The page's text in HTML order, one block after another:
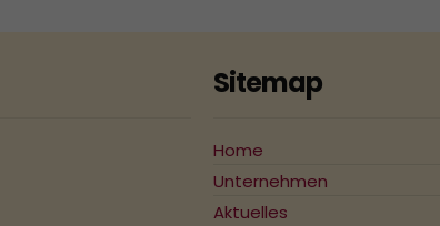
Sitemap
Home
Unternehmen
Aktuelles